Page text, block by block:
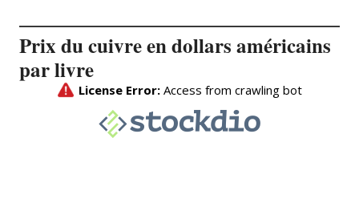
Prix du cuivre en dollars américains
par livre